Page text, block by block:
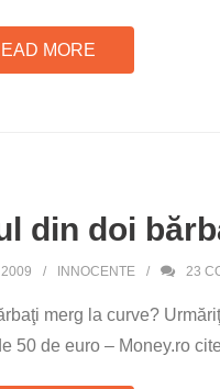
MORE
din doi
INNOCENTE 23
merg la curve?
50 de euro – Money.ro